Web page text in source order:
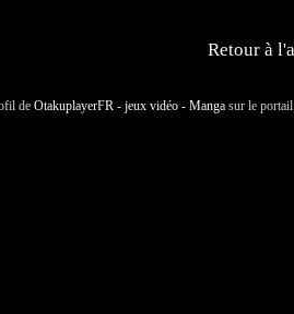
Retour à
de OtakuplayerFR - jeux vidéo - Manga sur le